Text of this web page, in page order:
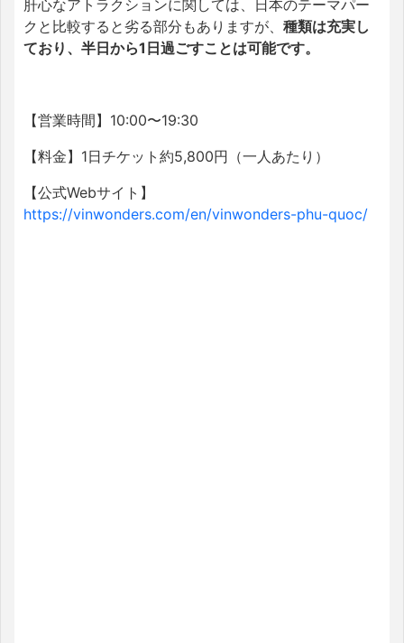
肝心なアトラクションに関しては、日本のテーマパー
クと比較すると劣る部分もありますが、 種類は充実し
ており、半日から1日過ごすことは可能です。
【営業時間】10:00〜19:30
【料金】1日チケット約5,800円（一人あたり）
【公式Webサイト】
https://vinwonders.com/en/vinwonders-phu-quoc/